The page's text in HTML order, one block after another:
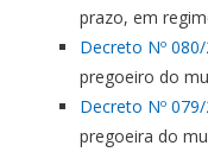
prazo, em
Decreto Nº 080/
pregoeiro do
Decreto Nº 079/
pregoeira do